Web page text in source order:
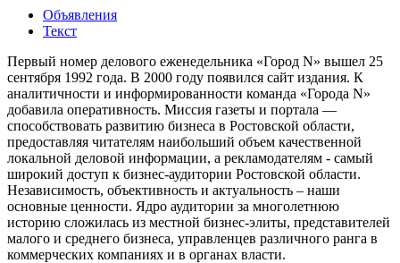
Объявления
Текст
Первый номер делового еженедельника «Город N» вышел 25
сентября 1992 года. В 2000 году появился сайт издания. К
аналитичности и информированности команда «Города N»
добавила оперативность. Миссия газеты и портала —
способствовать развитию бизнеса в Ростовской области,
предоставляя читателям наибольший объем качественной
локальной деловой информации, а рекламодателям - самый
широкий доступ к бизнес-аудитории Ростовской области.
Независимость, объективность и актуальность – наши
основные ценности. Ядро аудитории за многолетнюю
историю сложилась из местной бизнес-элиты, представителей
малого и среднего бизнеса, управленцев различного ранга в
коммерческих компаниях и в органах власти.